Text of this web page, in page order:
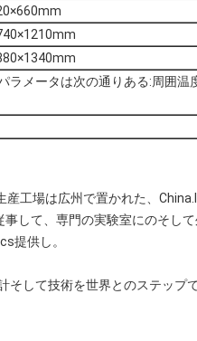
ラメータは次の通りある:周囲温
産工場は広州で置かれた、
して、専門の実験室にのそし
提供し。
そして技術を世界とのステップ